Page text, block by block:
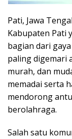
Pati, Jawa
Kabupaten Pati
bagian dari
paling digemari
murah, dan
memadai serta
mendorong
berolahraga.
Salah satu